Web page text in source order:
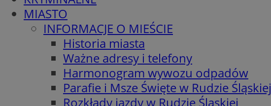
MIASTO
INFORMACJE O MIEŚCIE
Historia miasta
Ważne adresy i telefony
Harmonogram wywozu odpadów
Parafie i Msze Święte w Rudzie Śląskiej
Rozkłady jazdy w Rudzie Śląskiej